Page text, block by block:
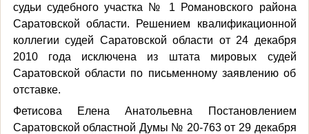
судьи судебного участка № 1 Романовского района
Саратовской области. Решением квалификационной
коллегии судей Саратовской области от 24 декабря
2010 года исключена из штата мировых судей
Саратовской области по письменному заявлению об
отставке.
Фетисова Елена Анатольевна Постановлением
Саратовской областной Думы № 20-763 от 29 декабря